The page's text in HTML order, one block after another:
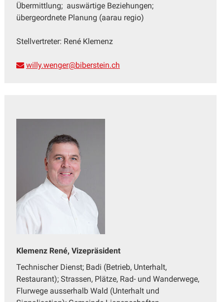
Übermittlung; auswärtige Beziehungen;
übergeordnete Planung (aarau regio)
Stellvertreter: René Klemenz
willy.wenger@biberstein.ch
Klemenz René, Vizepräsident
Technischer Dienst; Badi (Betrieb, Unterhalt,
Restaurant); Strassen, Plätze, Rad- und Wanderwege,
Flurwege ausserhalb Wald (Unterhalt und